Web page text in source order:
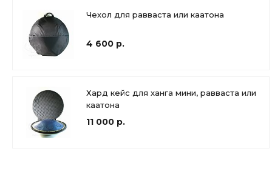
Чехол для равваста или каатона
4 600 р.
Хард кейс для ханга мини, равваста или
каатона
11 000 р.